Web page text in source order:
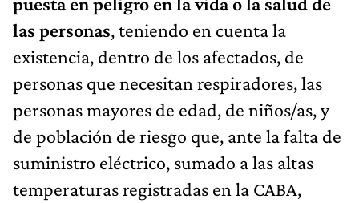
las personas, teniendo en cuenta la
existencia, dentro de los afectados, de
personas que necesitan respiradores, las
personas mayores de edad, de niños/as, y
de población de riesgo que, ante la falta de
suministro eléctrico, sumado a las altas
temperaturas registradas en la CABA,